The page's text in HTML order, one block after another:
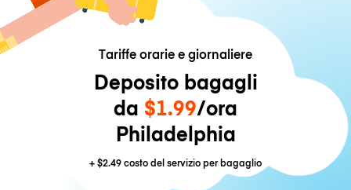
Tariffe orarie e giornaliere
Deposito bagagli
da $1.99/ora
Philadelphia
+$2.49costo del servizio per bagaglio